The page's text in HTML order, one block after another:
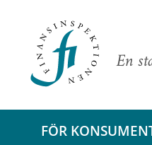
En
FÖR